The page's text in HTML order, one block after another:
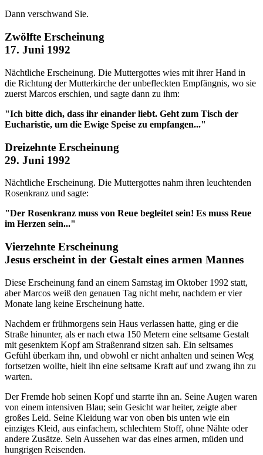
Dann verschwand Sie.
Zwölfte Erscheinung
17. Juni 1992
Nächtliche Erscheinung. Die Muttergottes wies mit ihrer Hand in
die Richtung der Mutterkirche der unbefleckten Empfängnis, wo sie
zuerst Marcos erschien, und sagte dann zu ihm:
"Ich bitte dich, dass ihr einander liebt. Geht zum Tisch der
Eucharistie, um die Ewige Speise zu empfangen..."
Dreizehnte Erscheinung
29. Juni 1992
Nächtliche Erscheinung. Die Muttergottes nahm ihren leuchtenden
Rosenkranz und sagte:
"Der Rosenkranz muss von Reue begleitet sein! Es muss Reue
im Herzen sein..."
Vierzehnte Erscheinung
Jesus erscheint in der Gestalt eines armen Mannes
Diese Erscheinung fand an einem Samstag im Oktober 1992 statt,
aber Marcos weiß den genauen Tag nicht mehr, nachdem er vier
Monate lang keine Erscheinung hatte.
Nachdem er frühmorgens sein Haus verlassen hatte, ging er die
Straße hinunter, als er nach etwa 150 Metern eine seltsame Gestalt
mit gesenktem Kopf am Straßenrand sitzen sah. Ein seltsames
Gefühl überkam ihn, und obwohl er nicht anhalten und seinen Weg
fortsetzen wollte, hielt ihn eine seltsame Kraft auf und zwang ihn zu
warten.
Der Fremde hob seinen Kopf und starrte ihn an. Seine Augen waren
von einem intensiven Blau; sein Gesicht war heiter, zeigte aber
großes Leid. Seine Kleidung war von oben bis unten wie ein
einziges Kleid, aus einfachem, schlechtem Stoff, ohne Nähte oder
andere Zusätze. Sein Aussehen war das eines armen, müden und
hungrigen Reisenden.